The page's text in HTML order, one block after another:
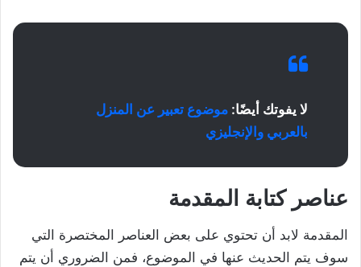
لا يفوتك أيضًا: موضوع تعبير عن المنزل
بالعربي والإنجليزي
عناصر كتابة المقدمة
المقدمة لابد أن تحتوي على بعض العناصر المختصرة التي
سوف يتم الحديث عنها في الموضوع، فمن الضروري أن يتم